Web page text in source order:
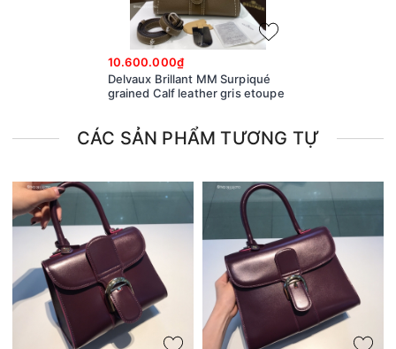
10.600.000₫
Delvaux Brillant MM Surpiqué
grained Calf leather gris etoupe
CÁC SẢN PHẨM TƯƠNG TỰ